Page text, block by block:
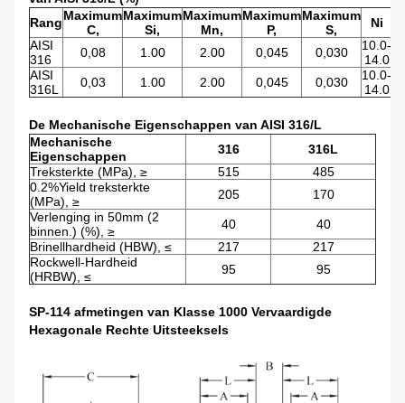
RangMaximum
C,
Maximum
Si,
Maximum
Mn,
Maximum
P,
Maximum
S,
Ni
AISI
316
0,08 1.00 2.00 0,045 0,030
10.0-
14.0
AISI
316L
0,03 1.00 2.00 0,045 0,030
10.0-
14.0
De Mechanische Eigenschappen van AISI 316/L
Mechanische
Eigenschappen
316
316L
Treksterkte (MPa), ≥
515
485
0.2%Yield treksterkte
(MPa), ≥
205
170
Verlenging in 50mm (2
binnen.) (%), ≥
40
40
Brinellhardheid (HBW), ≤
217
217
Rockwell-Hardheid
(HRBW), ≤
95 95
SP-114 afmetingen van Klasse 1000 Vervaardigde
Hexagonale Rechte Uitsteeksels